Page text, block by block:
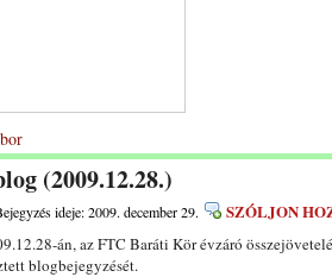
(2009.12.28.)
ideje: 2009. december 29. SZÓLJON
án, az FTC Baráti Kör évzáró
blogbejegyzését.